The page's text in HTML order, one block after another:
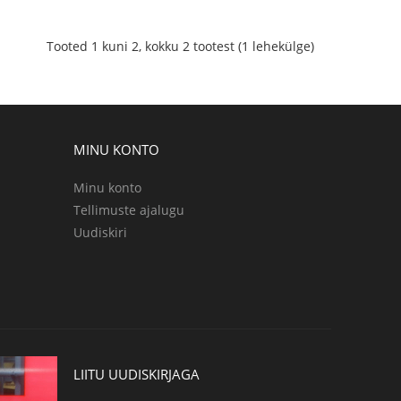
Tooted 1 kuni 2, kokku 2 tootest (1 lehekülge)
MINU KONTO
Minu konto
Tellimuste ajalugu
Uudiskiri
LIITU UUDISKIRJAGA